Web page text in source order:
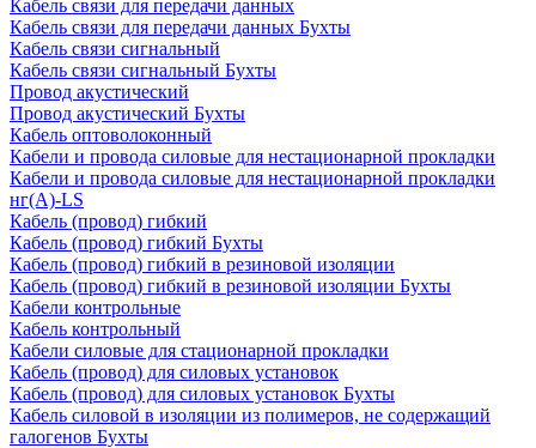
Кабель связи для передачи данных
Кабель связи для передачи данных Бухты
Кабель связи сигнальный
Кабель связи сигнальный Бухты
Провод акустический
Провод акустический Бухты
Кабель оптоволоконный
Кабели и провода силовые для нестационарной прокладки
Кабели и провода силовые для нестационарной прокладки
нг(А)-LS
Кабель (провод) гибкий
Кабель (провод) гибкий Бухты
Кабель (провод) гибкий в резиновой изоляции
Кабель (провод) гибкий в резиновой изоляции Бухты
Кабели контрольные
Кабель контрольный
Кабели силовые для стационарной прокладки
Кабель (провод) для силовых установок
Кабель (провод) для силовых установок Бухты
Кабель силовой в изоляции из полимеров, не содержащий
галогенов Бухты